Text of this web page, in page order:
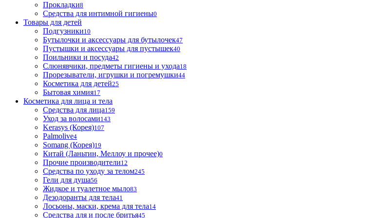
Прокладки8
Средства для интимной гигиены0
Товары для детей
Подгузники10
Бутылочки и аксессуары для бутылочек47
Пустышки и аксессуары для пустышек40
Поильники и посуда42
Слюнявчики, предметы гигиены и ухода18
Прорезыватели, игрушки и погремушки44
Косметика для детей25
Бытовая химия17
Косметика для лица и тела
Cредства для лица159
Уход за волосами143
Kerasys (Корея)107
Palmolive4
Somang (Корея)19
Китай (Ланьтин, Меллоу и прочее)0
Прочие производители12
Средства по уходу за телом245
Гели для душа56
Жидкое и туалетное мыло83
Дезодоранты для тела41
Лосьоны, маски, крема для тела14
Средства для и после бритья45